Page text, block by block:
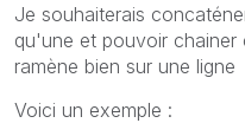
Je souhaiterais
qu'une et pouvoir chainer
ramène bien sur une ligne
Voici un exemple :